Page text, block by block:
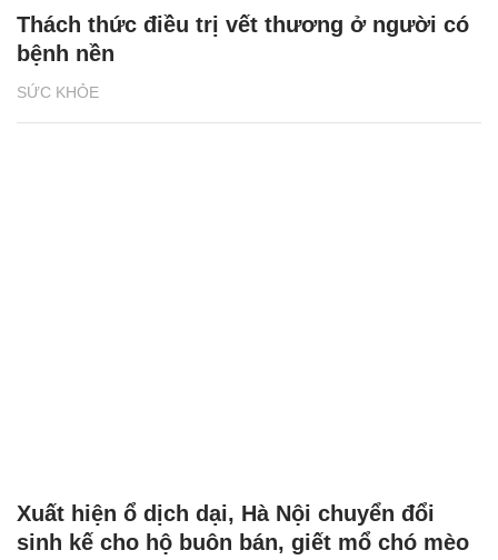
SỨC KHỎE
Thách thức điều trị vết thương ở người có
bệnh nền
Xuất hiện ổ dịch dại, Hà Nội chuyển đổi
sinh kế cho hộ buôn bán, giết mổ chó mèo